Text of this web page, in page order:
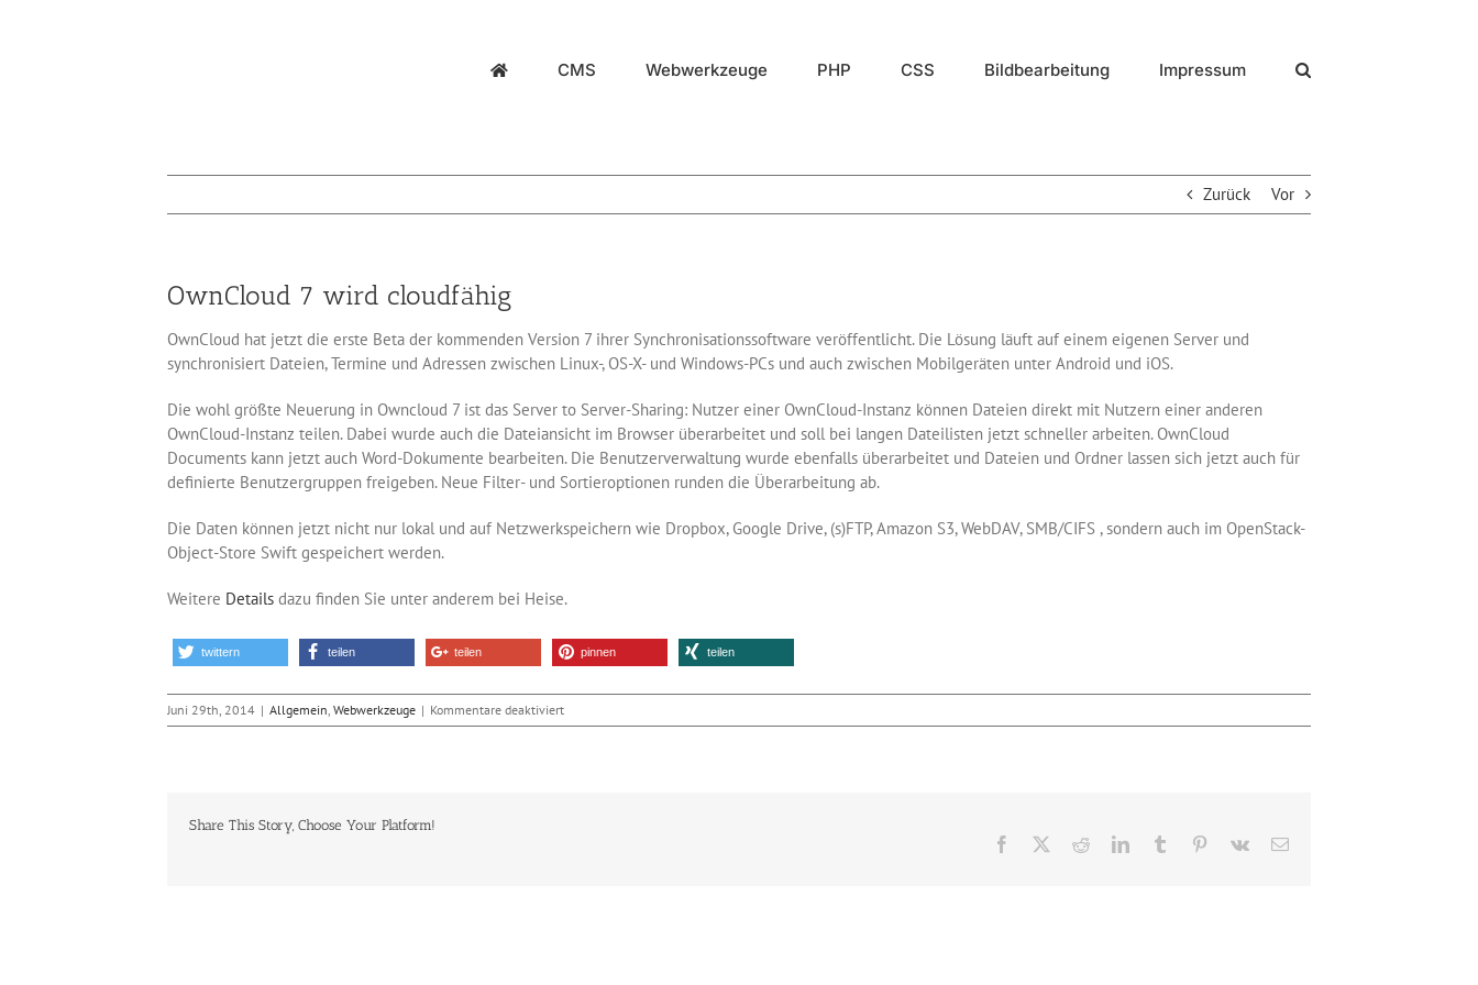
CMS Webwerkzeuge PHP CSS Bildbearbeitung Impressum
Zurück Vor
OwnCloud 7 wird cloudfähig
OwnCloud hat jetzt die erste Beta der kommenden Version 7 ihrer Synchronisationssoftware veröffentlicht. Die Lösung läuft auf einem eigenen Server und
synchronisiert Dateien, Termine und Adressen zwischen Linux-, OS-X- und Windows-PCs und auch zwischen Mobilgeräten unter Android und iOS.
Die wohl größte Neuerung in Owncloud 7 ist das Server to Server-Sharing: Nutzer einer OwnCloud-Instanz können Dateien direkt mit Nutzern einer anderen
OwnCloud-Instanz teilen. Dabei wurde auch die Dateiansicht im Browser überarbeitet und soll bei langen Dateilisten jetzt schneller arbeiten. OwnCloud
Documents kann jetzt auch Word-Dokumente bearbeiten. Die Benutzerverwaltung wurde ebenfalls überarbeitet und Dateien und Ordner lassen sich jetzt auch für
definierte Benutzergruppen freigeben. Neue Filter- und Sortieroptionen runden die Überarbeitung ab.
Die Daten können jetzt nicht nur lokal und auf Netzwerkspeichern wie Dropbox, Google Drive, (s)FTP, Amazon S3, WebDAV, SMB/CIFS , sondern auch im OpenStack-
Object-Store Swift gespeichert werden.
Weitere Details dazu finden Sie unter anderem bei Heise.
twittern teilen teilen pinnen teilen
Juni 29th, 2014 | Allgemein, Webwerkzeuge | Kommentare deaktiviertfür
OwnCloud
Share This Story, Choose Your Platform!
Facebook RedditLinkedInTumblr Pinterest
Vk
E-